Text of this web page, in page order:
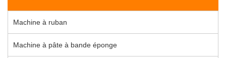
Machine à ruban
Machine à pâte à bande éponge